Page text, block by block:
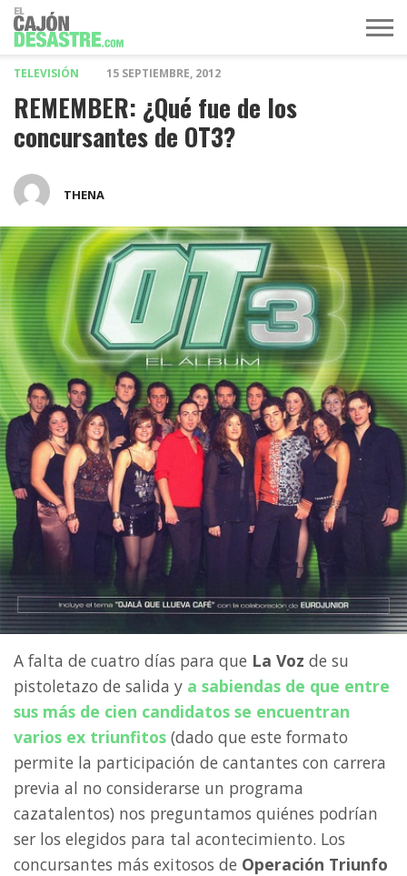
TELEVISIÓN 15 SEPTIEMBRE, 2012
REMEMBER: ¿Qué fue de los
concursantes de OT3?
THENA
A falta de cuatro días para que La Voz de su
pistoletazo de salida y a sabiendas de que entre
sus más de cien candidatos se encuentran
varios ex triunfitos (dado que este formato
permite la participación de cantantes con carrera
previa al no considerarse un programa
cazatalentos) nos preguntamos quiénes podrían
ser los elegidos para tal acontecimiento. Los
concursantes más exitosos de Operación Triunfo